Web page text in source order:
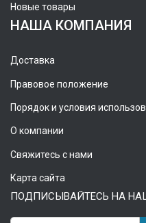
Новые товары
НАША КОМПАНИЯ
Доставка
Правовое положение
Порядок и условия
О компании
Свяжитесь с нами
Карта сайта
ПОДПИСЫВАЙТЕСЬ НА